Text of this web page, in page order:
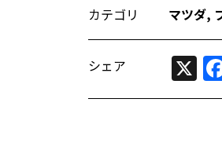
カテゴリ マツダ,
シェア X